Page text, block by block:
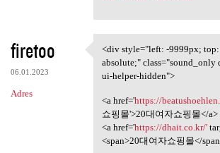
firetoo
06.01.2023
Adres
<div style="left: -
<div style="left: -9999px;
absolute;" class="sound_only
ui-helper-hidden">
<a href='https://
쇼핑몰'>20대여자쇼핑몰</a>
<a href='https://dhait.co.kr/'
<span>20대여자쇼핑몰</